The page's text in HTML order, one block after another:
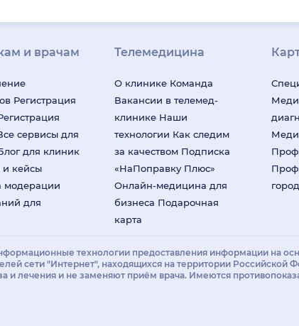
и врачам
Регистрация
сервисы для
для клиник
и кейсы
модерации
для
Телемедицина
О клинике Команда
Вакансии в телемед-
клинике Наши
технологии Как следим
за качеством Подписка
«НаПоправку Плюс»
Онлайн-медицина для
бизнеса Подарочная
карта
технологии предоставления информации на
сети "Интернет", находящихся на территории Российской
и лечения и не заменяют приём врача. Имеются